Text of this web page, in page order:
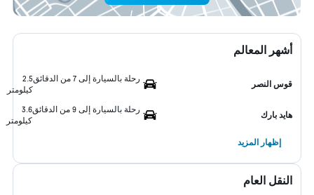
أشهر المعالم
قوس النصر
رحلة بالسيارة إلى 7 من الدقائق
2.5
كيلومتر
هايد بارك
رحلة بالسيارة إلى 9 من الدقائق
3.6
كيلومتر
إظهار المزيد
النقل العام